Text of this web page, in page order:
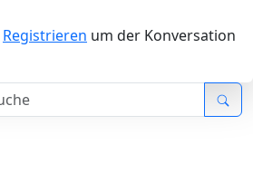
Registrieren um der Konversation